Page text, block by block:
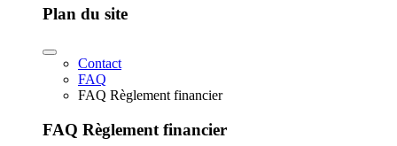
Plan du site
Contact
FAQ
FAQ Règlement financier
FAQ Règlement financier